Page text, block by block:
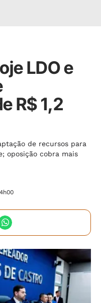
LDO e
R$ 1,2
de recursos para
oposição cobra mais